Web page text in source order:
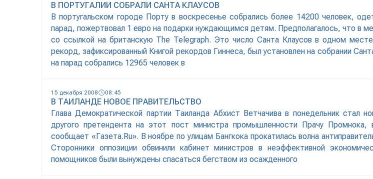
В ПОРТУГАЛИИ СОБРАЛИ САНТА КЛАУСОВ
В португальском городе Порту в воскресенье собрались более 14200 человек,
парад, пожертвовал 1 евро на подарки нуждающимся детям. Предполагалось, что в
со ссылкой на британскую The Telegraph. Это число Санта Клаусов в одном
рекорд, зафиксированный Книгой рекордов Гиннеса, был установлен на собрании
на парад собрались 12965 человек в
15 декабря 2008 08:45
В ТАИЛАНДЕ НОВОЕ ПРАВИТЕЛЬСТВО
Глава Демократической партии Таиланда Абхист Ветчачива в понедельник
другого претендента на этот пост министра промышленности Прачу Промнока,
сообщает «Газета.Ru». В ноябре по улицам Бангкока прокатилась волна
Сторонники оппозиции обвинили кабинет министров в неэффективной
помощников были вынуждены спасаться бегством из осажденного